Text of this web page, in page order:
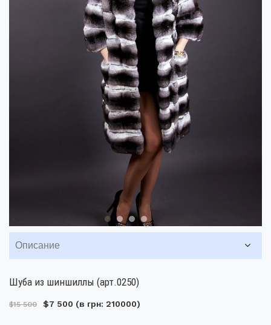
Описание
Шуба из шиншиллы (арт.0250)
$15 500 $7 500 (в грн: 210000)